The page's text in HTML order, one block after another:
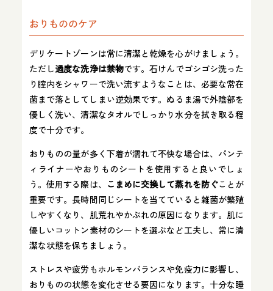
おりもののケア
デリケートゾーンは常に清潔と乾燥を心がけましょう。
ただし過度な洗浄は禁物です。石けんでゴシゴシ洗った
り腟内をシャワーで洗い流すようなことは、必要な常在
菌まで落としてしまい逆効果です​。ぬるま湯で外陰部を
優しく洗い、清潔なタオルでしっかり水分を拭き取る程
度で十分です。
おりものの量が多く下着が濡れて不快な場合は、パンテ
ィライナーやおりものシートを使用すると良いでしょ
う。使用する際は、 こまめに交換して蒸れを防ぐことが
重要です。長時間同じシートを当てていると雑菌が繁殖
しやすくなり、肌荒れやかぶれの原因になります。肌に
優しいコットン素材のシートを選ぶなど工夫し、常に清
潔な状態を保ちましょう​。
ストレスや疲労もホルモンバランスや免疫力に影響し、
おりものの状態を変化させる要因になります。十分な睡